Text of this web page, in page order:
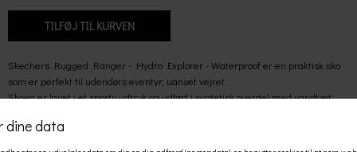
Skechers Rugged Ranger - Hydro Explorer - Waterproof er en praktisk sko
som er perfekt til udendørs eventyr, uanset vejret.
Skoen er lavet i et sporty udtryk og udført i syntetisk overdel med vandtæt